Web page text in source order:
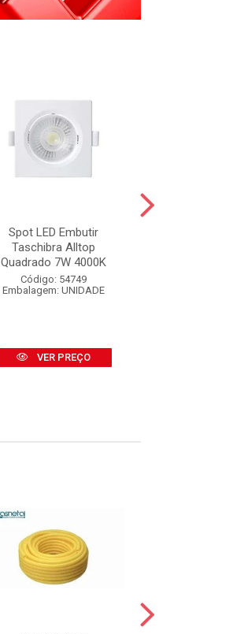
Spot LED Embutir
Taschibra Alltop
Quadrado 7W 4000K
Código: 54749
Embalagem: UNIDADE
VER PREÇO